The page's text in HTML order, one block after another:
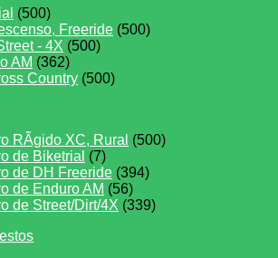
(500)
Freeride (500)
- 4X (500)
AM (362)
Country (500)
RÃ­gido XC, Rural (500)
de Biketrial (7)
de DH Freeride (394)
de Enduro AM (56)
de Street/Dirt/4X (339)